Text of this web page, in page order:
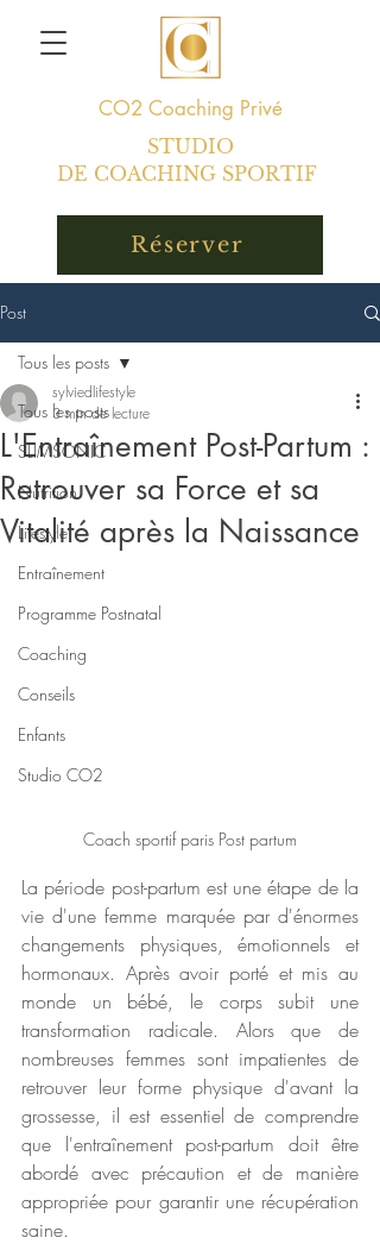
CO2 Coaching Privé
STUDIO
DE COACHING SPORTIF
Réserver
Post
Tous les posts
SLIMSONIC
Nutrition
Lifestyle
Entraînement
Programme Postnatal
Coaching
Conseils
Enfants
Studio CO2
Tous les posts
L'Entraînement Post-Partum :
Retrouver sa Force et sa
Vitalité après la Naissance
sylviedlifestyle
3 min de lecture
Coach sportif paris Post partum
La période post-partum est une étape de la
vie d'une femme marquée par d'énormes
changements physiques, émotionnels et
hormonaux. Après avoir porté et mis au
monde un bébé, le corps subit une
transformation radicale. Alors que de
nombreuses femmes sont impatientes de
retrouver leur forme physique d'avant la
grossesse, il est essentiel de comprendre
que l'entraînement post-partum doit être
abordé avec précaution et de manière
appropriée pour garantir une récupération
saine.